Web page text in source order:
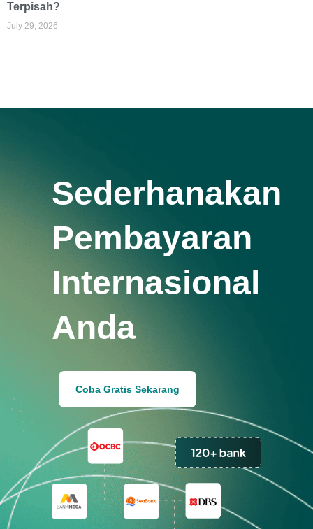
Terpisah?
July 29, 2026
Sederhanakan
Pembayaran
Internasional
Anda
Coba Gratis Sekarang